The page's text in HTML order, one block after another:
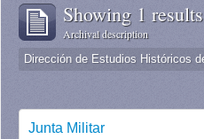
Showing 1 results
Archival description
Junta Militar